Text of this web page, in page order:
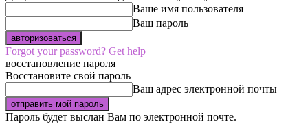
Ваше имя пользователя
Ваш пароль
Forgot your password? Get help
восстановление пароля
Восстановите свой пароль
Ваш адрес электронной почты
Пароль будет выслан Вам по электронной почте.